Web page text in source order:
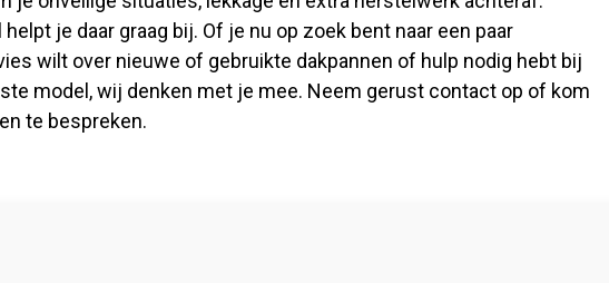
je daar graag bij. Of je nu op zoek bent naar een paar
wilt over nieuwe of gebruikte dakpannen of hulp nodig hebt bij
model, wij denken met je mee. Neem gerust contact op of kom
te bespreken.